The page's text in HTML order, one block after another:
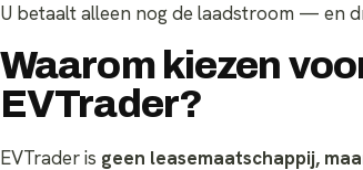
U betaalt alleen nog de laadstroom — en
Waarom kiezen
EVTrader?
EVTrader is geen leasemaatschappij,